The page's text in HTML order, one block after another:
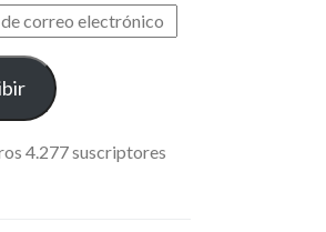
4.277 suscriptores